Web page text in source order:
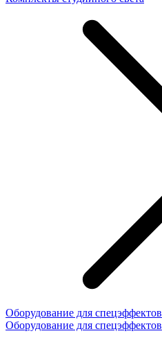
Оборудование для спецэффектов
Оборудование для спецэффектов